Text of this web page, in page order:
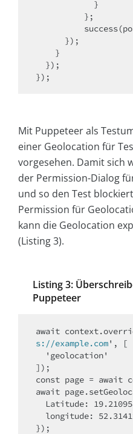
});
Mit Puppeteer als
einer Geolocation für
vorgesehen. Damit sich
der Permission-Dialog
und so den Test
Permission für
kann die Geolocation
(Listing 3).
Listing 3:
Puppeteer
await
s://example.com', [
]);
const page = await
await
});